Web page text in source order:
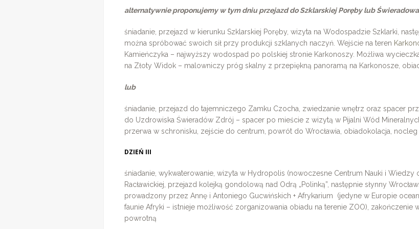
alternatywnie proponujemy w tym dniu przejazd do Szklarskiej Poręby lub
śniadanie, przejazd w kierunku Szklarskiej Poręby, wizyta na Wodospadzie Szklarki,
można spróbować swoich sił przy produkcji szklanych naczyń. Wejście na teren
Kamieńczyka – najwyższy wodospad po polskiej stronie Karkonoszy. Możliwa
na Złoty Widok – malowniczy próg skalny z przepiękną panoramą na Karkonosze,
lub
śniadanie, przejazd do tajemniczego Zamku Czocha, zwiedzanie wnętrz oraz spacer
do Uzdrowiska Świeradów Zdrój – spacer po mieście z wizytą w Pijalni Wód
przerwa w schronisku, zejście do centrum, powrót do Wrocławia, obiadokolacja, nocleg
DZIEŃ III
śniadanie, wykwaterowanie, wizyta w Hydropolis (nowoczesne Centrum Nauki i Wiedzy
Racławickiej, przejazd kolejką gondolową nad Odrą „Polinką”, następnie słynny
prowadzony przez Annę i Antoniego Gucwińskich + Afrykarium (jedyne w Europie
faunie Afryki – istnieje możliwość zorganizowania obiadu na terenie ZOO),
powrotną